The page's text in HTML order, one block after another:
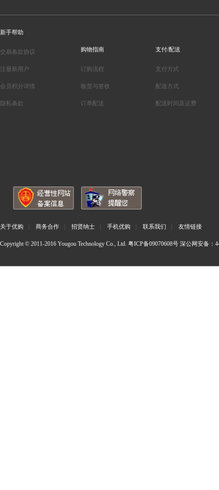
新手帮助
交易条款协议
注册新用户
会员积分详情
隐私条款
购物指南
订购流程
验货与签收
订单配送
支付/配送
支付方式
配送方式
配送时间及运费
关于优购 商务合作 招贤纳士 手机优购 联系我们 友情链接
Copyright © 2011-2016 Yougou Technology Co., Ltd. 粤ICP备09070608号 深公网安备：